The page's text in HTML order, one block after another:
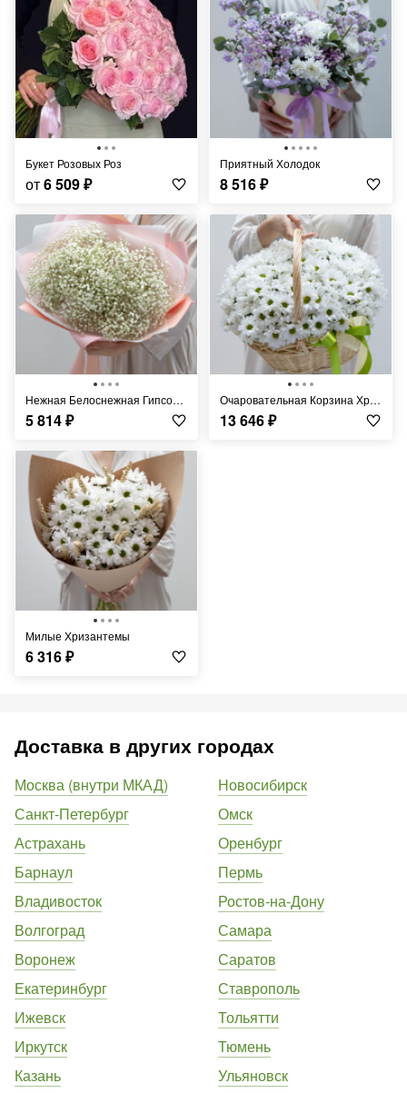
Букет Розовых Роз
от6 509₽
Приятный Холодок
8 516₽
Нежная Белоснежная Гипсофила
5 814₽
Очаровательная Корзина Хризантем
13 646₽
Милые Хризантемы
6 316₽
Доставка в других городах
Москва (внутри МКАД)
Санкт-Петербург
Астрахань
Барнаул
Владивосток
Волгоград
Воронеж
Екатеринбург
Ижевск
Иркутск
Казань
Новосибирск
Омск
Оренбург
Пермь
Ростов-на-Дону
Самара
Саратов
Ставрополь
Тольятти
Тюмень
Ульяновск